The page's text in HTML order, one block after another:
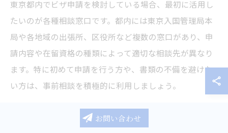
東京都内でビザ申請を検討している場合、最初に活用し
たいのが各種相談窓口です。都内には東京入国管理局本
局や各地域の出張所、区役所など複数の窓口があり、申
請内容や在留資格の種類によって適切な相談先が異なり
ます。特に初めて申請を行う方や、書類の不備を避けた
い方は、事前相談を積極的に利用しましょう。
相談窓口では、必要書類の案内や申請手続きの流れ、個
別事情に応じたアドバイスを受けることができます。窓
お問い合わせ